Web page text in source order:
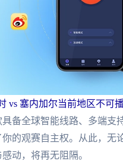
vs 塞内加尔当前地区不可
备全球智能线路、多端支
的观赛自主权。从此，无
动，将再无阻隔。